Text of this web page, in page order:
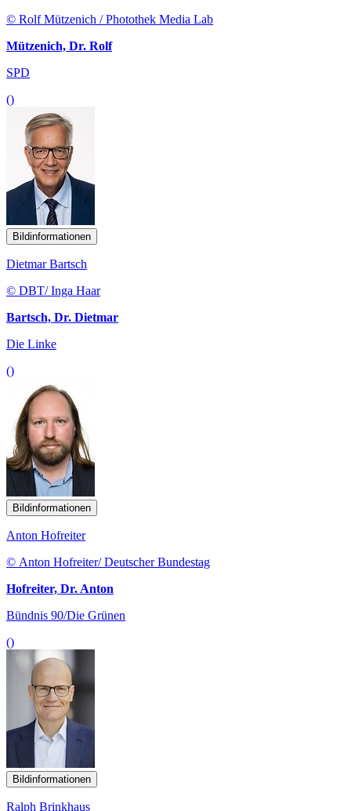
© Rolf Mützenich / Photothek Media Lab
Mützenich, Dr. Rolf
SPD
()
Bildinformationen
Dietmar Bartsch
© DBT/ Inga Haar
Bartsch, Dr. Dietmar
Die Linke
()
Bildinformationen
Anton Hofreiter
© Anton Hofreiter/ Deutscher Bundestag
Hofreiter, Dr. Anton
Bündnis 90/Die Grünen
()
Bildinformationen
Ralph Brinkhaus